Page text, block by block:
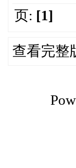
页: [1]
查看完整